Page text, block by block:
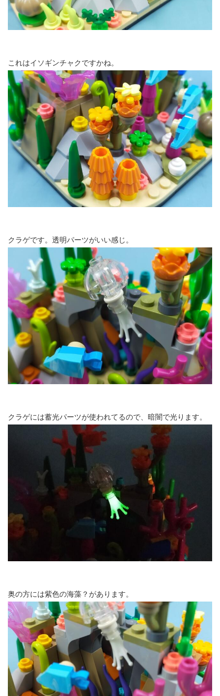
これはイソギンチャクですかね。
クラゲです。透明パーツがいい感じ。
クラゲには蓄光パーツが使われてるので、暗闇で光ります。
奥の方には紫色の海藻？があります。